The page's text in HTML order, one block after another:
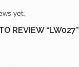
yet.
REVIEW “LW027”